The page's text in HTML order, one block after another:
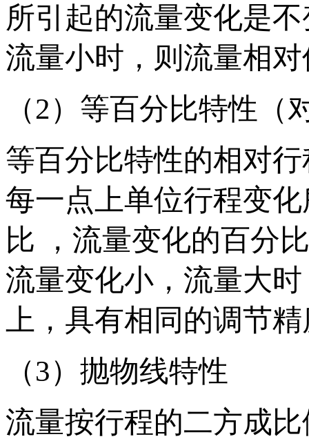
所引起的流量变化是
流量小时，则流量相
（2）等百分比特性（
等百分比特性的相对
每一点上单位行程变
比 ，流量变化的百分
流量变化小，流量大
上，具有相同的调节
（3）抛物线特性
流量按行程的二方成